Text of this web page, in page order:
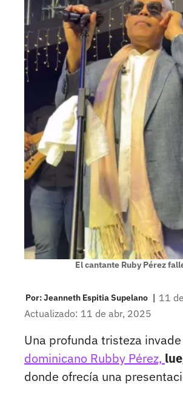
El cantante Ruby Pérez
Por:Jeanneth Espitia Supelano | 11
Actualizado: 11 de abr, 2025
Una profunda tristeza
dominicano Rubby Pérez,
donde ofrecía una